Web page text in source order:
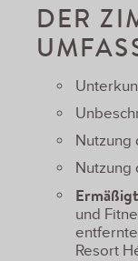
DER
Nutzung
Nutzung
und
Resort